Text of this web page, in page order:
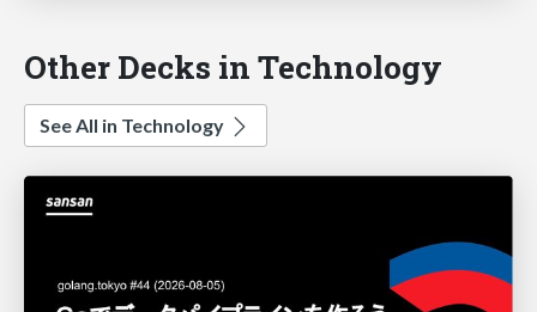
Other Decks in Technology
See All in Technology